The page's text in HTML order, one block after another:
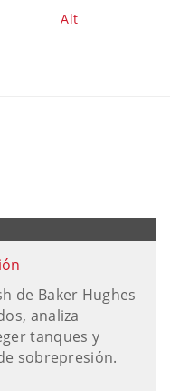
de Baker Hughes
analiza
tanques y
sobrepresión.